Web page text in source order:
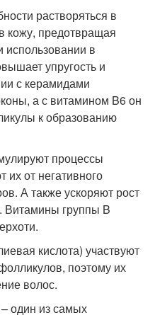
растворяться в
кожу, предотвращая
в
упругость и
с керамидами
а с витамином B6 он
к образованию
процессы
от негативного
А также ускоряют рост
Витамины группы B
кислота) участвуют
поэтому их
волос.
один из самых